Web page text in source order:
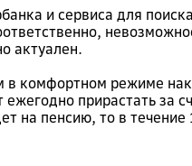
и сервиса для
актуален.
комфортном режиме
ежегодно прирастать за
на пенсию, то в